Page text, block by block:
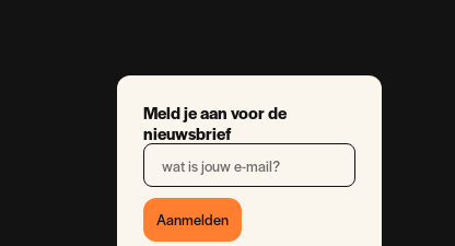
Meld je aan voor de
nieuwsbrief
Aanmelden